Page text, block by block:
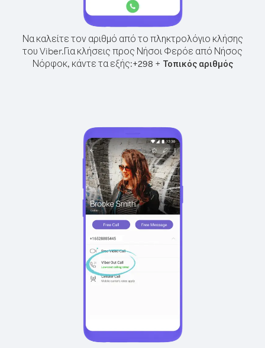
Να καλείτε τον αριθμό από το πληκτρολόγιο κλήσης
του Viber.Για κλήσεις προς Νήσοι Φερόε από Νήσος
Νόρφοκ, κάντε τα εξής:+298 + Τοπικός αριθμός